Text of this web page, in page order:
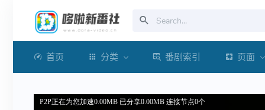
首页 分类 番剧索引 页面